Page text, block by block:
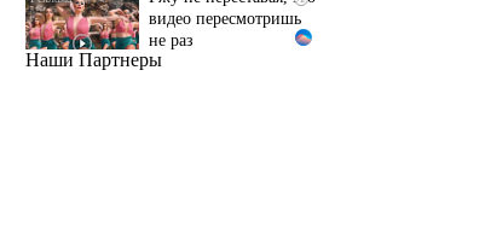
Ролик из Омска: вы
Наши Партнеры